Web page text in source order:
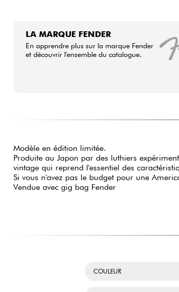
LA MARQUE FENDER
En apprendre plus sur la marque Fender
et découvrir l'ensemble du catalogue.
Modèle en édition limitée.
Produite au Japon par des luthiers
vintage qui reprend l'essentiel des
Si vous n'avez pas le budget pour une
Vendue avec gig bag Fender
COULEUR